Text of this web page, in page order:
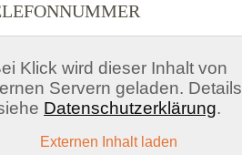
Klick wird dieser Inhalt von
Servern geladen. Details
Datenschutzerklärung.
Externen Inhalt laden